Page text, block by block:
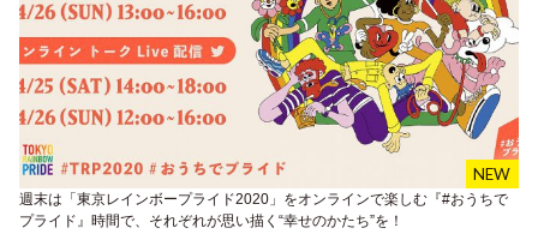
週末は「東京レインボープライド2020」をオンラインで楽しむ『#おうちで
プライド』時間で、それぞれが思い描く“幸せのかたち”を！